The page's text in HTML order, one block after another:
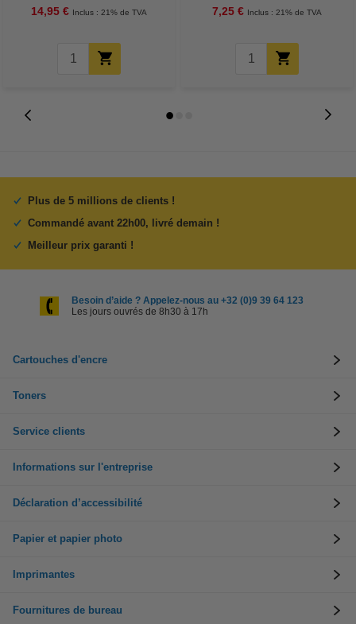
14,95 € Inclus : 21% de TVA 7,25 € Inclus : 21% de TVA
Plus de 5 millions de clients !
Commandé avant 22h00, livré demain !
Meilleur prix garanti !
Besoin d’aide ? Appelez-nous au +32 (0)9 39 64 123
Les jours ouvrés de 8h30 à 17h
Cartouches d'encre
Toners
Service clients
Informations sur l'entreprise
Déclaration d’accessibilité
Papier et papier photo
Imprimantes
Fournitures de bureau